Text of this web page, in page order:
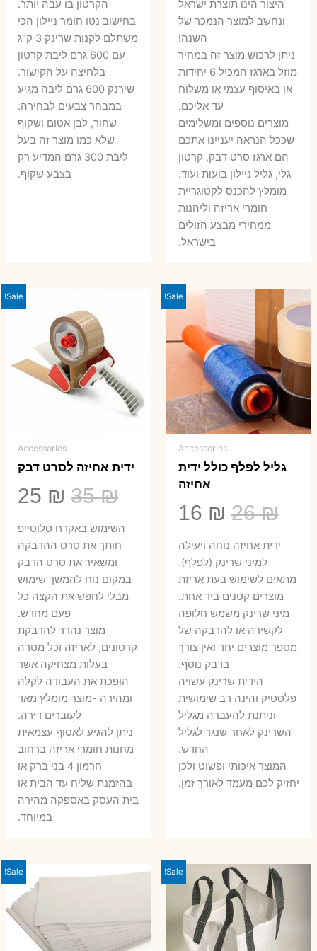
היצור הינו תוצרת ישראל
ונחשב למוצר הנמכר של
השנה!
ניתן לרכוש מוצר זה במחיר
מוזל בארגז המכיל 6 יחידות
או באיסוף עצמי או משלוח
עד אליכם.
מוצרים נוספים ומשלימים
שככל הנראה יעניינו אתכם
הם ארגז סרט דבק, קרטון
גלי, גליל ניילון בועות ועוד.
מומלץ להכנס לקטוגריית
חומרי אריזה וליהנות
ממחירי מבצע הזולים
בישראל.
הקרטון בו עבה יותר.
בחישוב נטו חומר ניילון הכי
משתלם לקנות שרינק 3 ק"ג
עם 600 גרם ליבת קרטון
בלחיצה על הקישור.
שירנק 600 גרם ליבה מגיע
במבחר צבעים לבחירה:
שחור, לבן אטום ושקוף
שלא כמו מוצר זה בעל
ליבת 300 גרם המדיע רק
בצבע שקוף.
Sale!
Accessories
גליל לפלף כולל ידית
אחיזה
26₪
המחיר
המקורי
היה:
26 ₪.
16 ₪
הנוכחי
ידית אחיזה נוחה ויעילה
למיני שרינק (לפלף).
מתאים לשימוש בעת אריזת
מוצרים קטנים ביד אחת.
​מיני שרינק משמש חלופה
לקשירה או להדבקה של
מספר מוצרים יחד ואין צורך
בדבק נוסף.
הידית שרינק עשויה
פלסטיק והינה רב שימושית
וניתנת להעברה מגליל
השרינק לאחר שנגר לגליל
החדש.
המוצר איכותי ופשוט ולכן
יחזיק לכם מעמד לאורך זמן.
Sale!
Accessories
ידית אחיזה לסרט דבק
35₪
המחיר
המקורי
היה:
35 ₪.
25 ₪
₪.
השימוש באקדח סלוטייפ
חותך את סרט ההדבקה
ומשאיר את סרט הדבק
במקום נוח להמשך שימוש
מבלי לחפש את הקצה כל
פעם מחדש.
מוצר נהדר להדבקת
קרטונים, לאריזה וכל מטרה
בעלות מצחיקה אשר
הופכת את העבודה לקלה
ומהירה -מוצר מומלץ מאד
לעוברים דירה.
ניתן להגיע לאסוף עצמאית
מחנות חומרי אריזה ברחוב
חרמון 4 בני ברק או
בהזמנת שליח עד הבית או
בית העסק באספקה מהירה
במיוחד.
Sale!
Sale!